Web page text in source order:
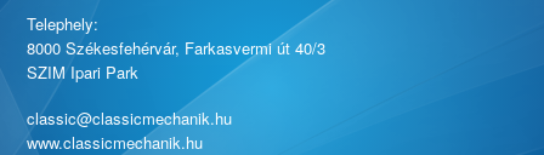
Telephely:
8000 Székesfehérvár, Farkasvermi út 40/3
SZIM Ipari Park
classic@classicmechanik.hu
www.classicmechanik.hu